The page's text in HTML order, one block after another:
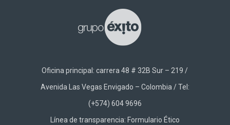
Oficina principal: carrera 48 # 32B Sur – 219 /
Avenida Las Vegas Envigado – Colombia / Tel:
(+574) 604 9696
Línea de transparencia: Formulario Ético